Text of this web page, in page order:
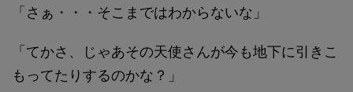
「さぁ・・・そこまではわからないな」
「てかさ、じゃあその天使さんが今も地下に引きこ
もってたりするのかな？」